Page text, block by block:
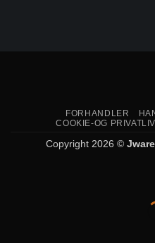
FORHANDLER
COOKIE-OG
Copyright 2026 ©